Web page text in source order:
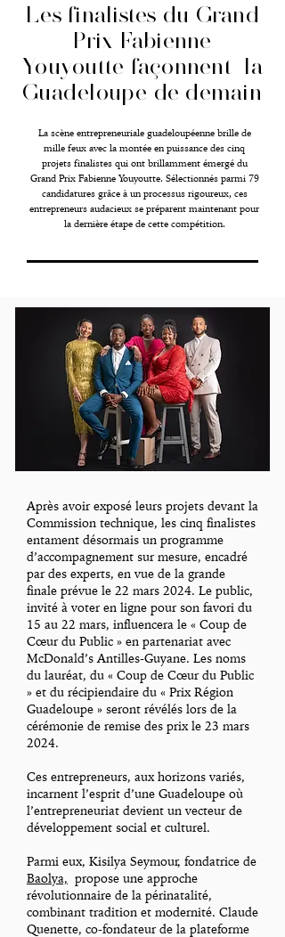
Les finalistes du Grand
Prix Fabienne
Youyoutte façonnent la
Guadeloupe de demain
La scène entrepreneuriale guadeloupéenne brille de
mille feux avec la montée en puissance des cinq
projets finalistes qui ont brillamment émergé du
Grand Prix Fabienne Youyoutte. Sélectionnés parmi 79
candidatures grâce à un processus rigoureux, ces
entrepreneurs audacieux se préparent maintenant pour
la dernière étape de cette compétition.
Après avoir exposé leurs projets devant la
Commission technique, les cinq finalistes
entament désormais un programme
d’accompagnement sur mesure, encadré
par des experts, en vue de la grande
finale prévue le 22 mars 2024. Le public,
invité à voter en ligne pour son favori du
15 au 22 mars, influencera le « Coup de
Cœur du Public » en partenariat avec
McDonald’s Antilles-Guyane. Les noms
du lauréat, du « Coup de Cœur du Public
» et du récipiendaire du « Prix Région
Guadeloupe » seront révélés lors de la
cérémonie de remise des prix le 23 mars
2024.
Ces entrepreneurs, aux horizons variés,
incarnent l’esprit d’une Guadeloupe où
l’entrepreneuriat devient un vecteur de
développement social et culturel.
Parmi eux, Kisilya Seymour, fondatrice de
Baolya, propose une approche
révolutionnaire de la périnatalité,
combinant tradition et modernité. Claude
Quenette, co-fondateur de la plateforme